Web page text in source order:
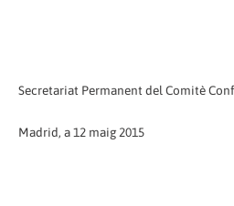
Secretariat Permanent del Comitè
Madrid, a 12 maig 2015